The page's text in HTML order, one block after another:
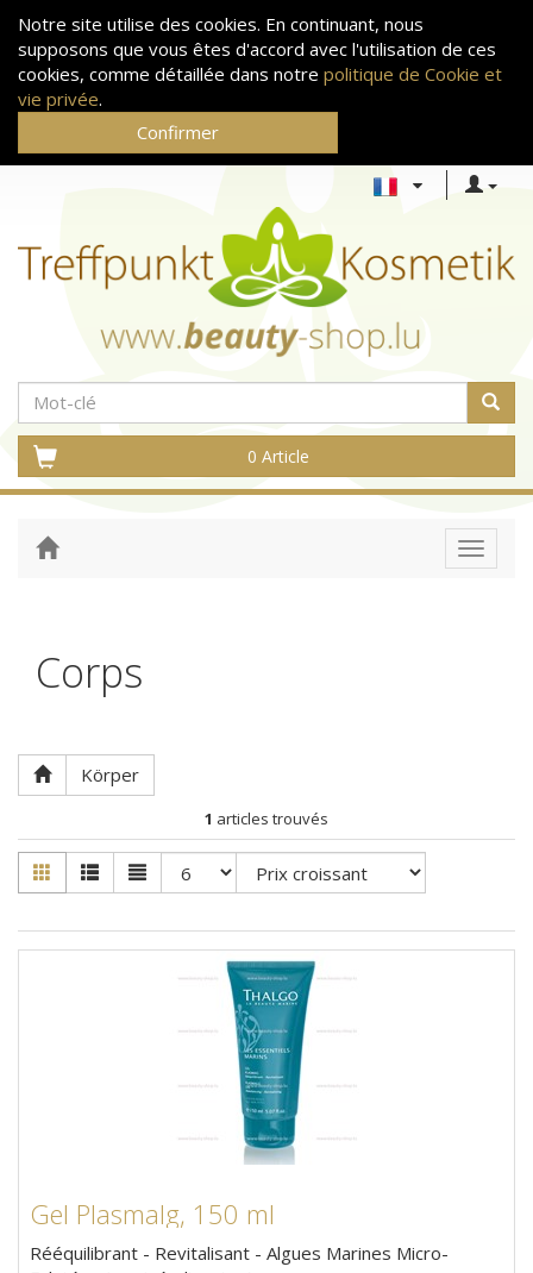
Notre site utilise des cookies. En continuant, nous
supposons que vous êtes d'accord avec l'utilisation de ces
cookies, comme détaillée dans notre politique de Cookie et
vie privée.
Confirmer
0 Article
Toggle
Corps
Körper
1 articles trouvés
Gel Plasmalg, 150 ml
Rééquilibrant - Revitalisant - Algues Marines Micro-